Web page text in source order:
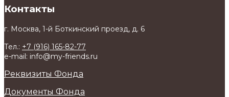
Контакты
г. Москва, 1-й Боткинский проезд, д. 6
Тел.: +7 (916) 165-82-77
e-mail: info@my-friends.ru
Реквизиты Фонда
Документы Фонда